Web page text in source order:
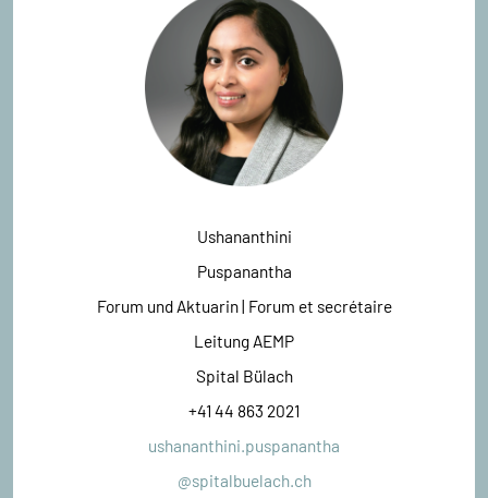
Ushananthini
Puspanantha
Forum und Aktuarin | Forum et secrétaire
Leitung AEMP
Spital Bülach
+41 44 863 2021
ushananthini.puspanantha
@spitalbuelach.ch